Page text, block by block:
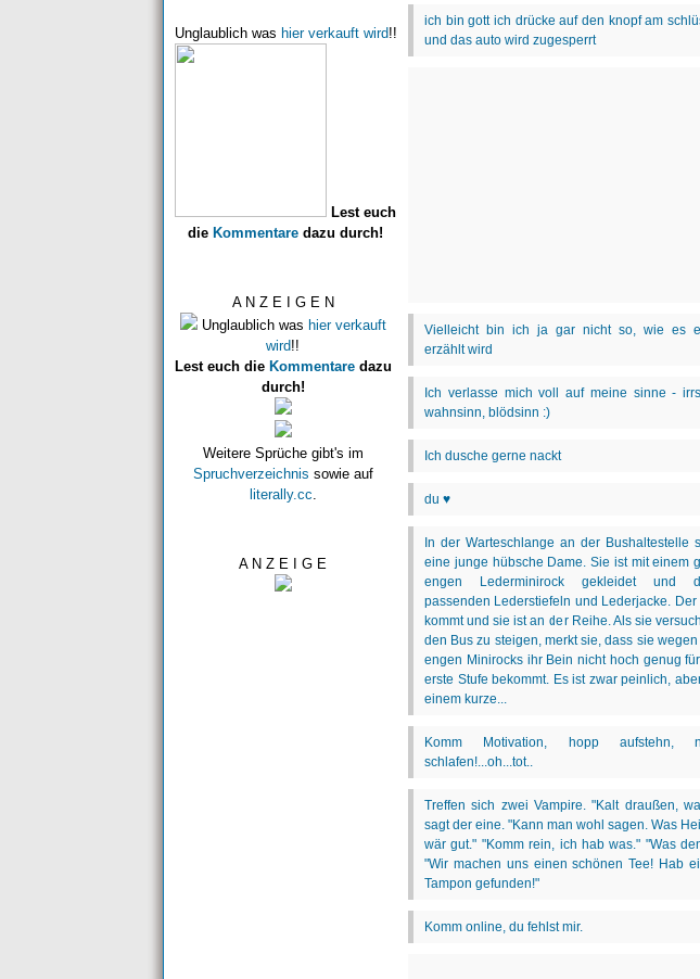
Unglaublich was hier verkauft wird!!
Lest euch
die Kommentare dazu durch!
A N Z E I G E N
Unglaublich was hier verkauft
wird!!
Lest euch die Kommentaredazu
durch!
Weitere Sprüche gibt's im
Spruchverzeichnis sowie auf
literally.cc
A N Z E I G E